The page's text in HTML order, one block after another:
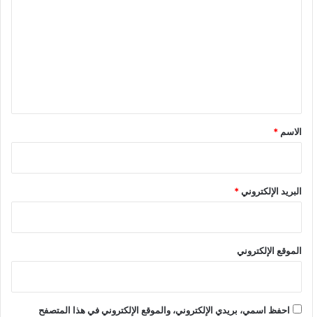
*
الاسم *
البريد الإلكتروني*
الموقع الإلكتروني
احفظ اسمي، بريدي الإلكتروني، والموقع الإلكتروني في هذا المتصفح